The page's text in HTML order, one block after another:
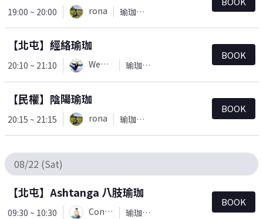
19:00 ~ 20:00 rona 瑜珈＆皮拉提斯
【北屯】經絡瑜珈
20:10 ~ 21:10 Wendy 瑜珈＆皮拉提斯
BOOK
【民權】陰陽瑜珈
20:15 ~ 21:15 rona 瑜珈＆皮拉提斯
BOOK
08/22 (Sat)
【北屯】Ashtanga 八肢瑜珈
09:30 ~ 10:30 Connie 瑜珈＆皮拉提斯
BOOK